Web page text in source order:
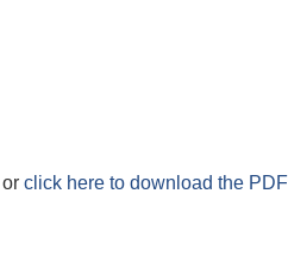
or click here to download the